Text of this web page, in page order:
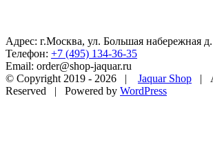
Адрес: г.Москва, ул. Большая набережная д.
Телефон: +7 (495) 134-36-35
Email: order@shop-jaquar.ru
© Copyright 2019 - 2026 | Jaquar Shop |
Reserved | Powered by WordPress